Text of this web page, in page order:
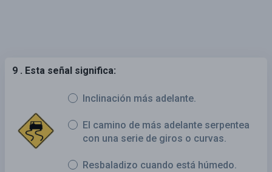
9 . Esta señal significa:
Inclinación más adelante.
El camino de más adelante serpentea
con una serie de giros o curvas.
Resbaladizo cuando está húmedo.